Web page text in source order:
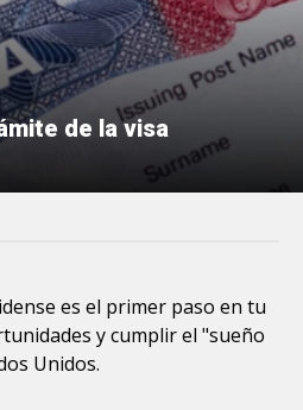
de la visa
es el primer paso en tu
y cumplir el "sueño
Unidos.